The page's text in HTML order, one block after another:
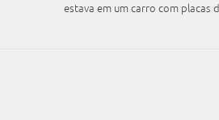
estava em um carro com placas